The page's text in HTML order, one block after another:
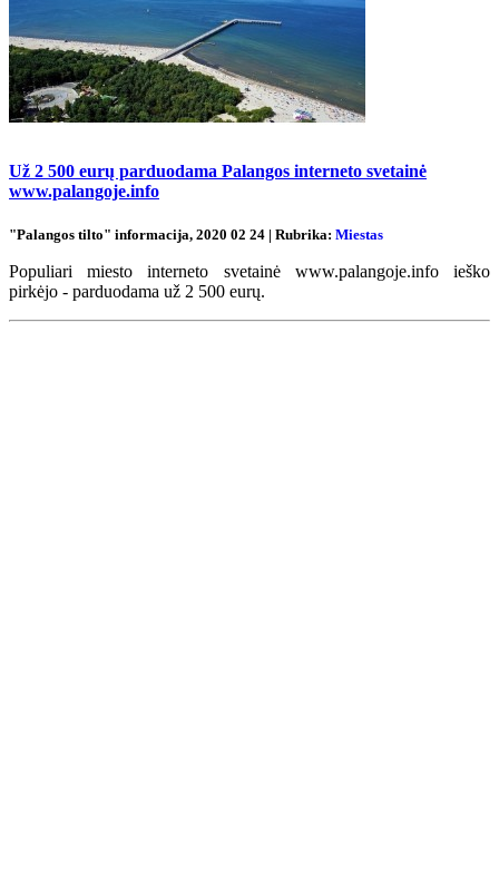
Už 2 500 eurų parduodama Palangos interneto svetainė
www.palangoje.info
"Palangos tilto" informacija, 2020 02 24 | Rubrika: Miestas
Populiari miesto interneto svetainė www.palangoje.info ieško
pirkėjo - parduodama už 2 500 eurų.